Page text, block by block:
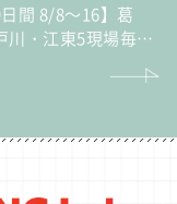
日間 8/8～16】葛
川・江東5現場毎日
会～総額1500万円